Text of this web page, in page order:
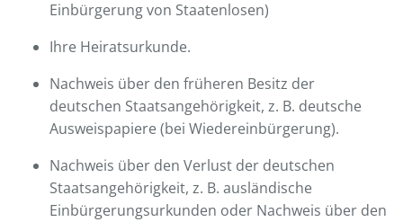
Einbürgerung von Staatenlosen)
Ihre Heiratsurkunde.
Nachweis über den früheren Besitz der
deutschen Staatsangehörigkeit, z. B. deutsche
Ausweispapiere (bei Wiedereinbürgerung).
Nachweis über den Verlust der deutschen
Staatsangehörigkeit, z. B. ausländische
Einbürgerungsurkunden oder Nachweis über den